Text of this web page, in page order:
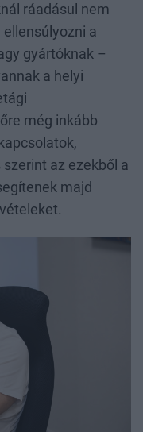
ráadásul nem
a
gyártóknak –
a helyi
még inkább
az ezekből a
majd